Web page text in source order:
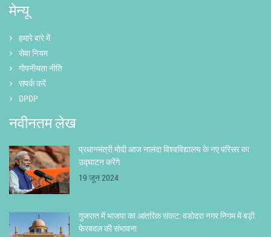
मेन्यू
हमारे बारे में
सेवा नियम
गोपनीयता नीति
संपर्क करें
DPDP
नवीनतम लेख
प्रधानमंत्री मोदी आज नालंदा विश्वविद्यालय के नए परिसर का
उद्घाटन करेंगे
19 जून 2024
गुजरात में भाजपा का आंतरिक संकट: वडोदरा नगर निगम में बड़ी
फेरबदल की संभावना